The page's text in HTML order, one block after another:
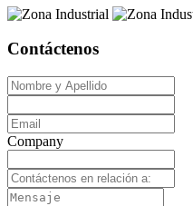
Contáctenos
Company